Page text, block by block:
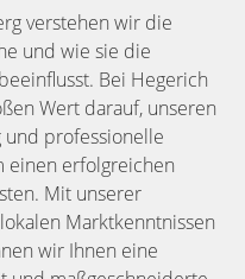
verstehen wir die
und wie sie die
Bei Hegerich
Wert darauf, unseren
professionelle
einen erfolgreichen
Mit unserer
Marktkenntnissen
wir Ihnen eine